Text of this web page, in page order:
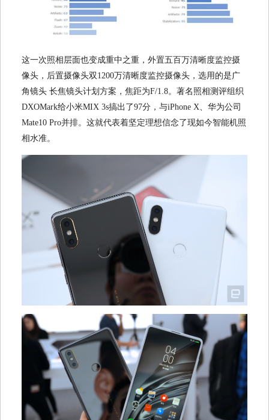
这一次照相层面也变成重中之重，外置五百万清晰度监控摄
像头，后置摄像头双1200万清晰度监控摄像头，选用的是广
角镜头 长焦镜头计划方案，焦距为F/1.8。著名照相测评组织
DXOMark给小米MIX 3s搞出了97分，与iPhone X、华为公司
Mate10 Pro并排。这就代表着坚定理想信念了现如今智能机照
相水准。